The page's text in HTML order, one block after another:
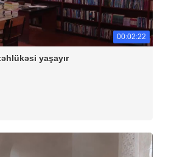
00:02:22
yaşayır